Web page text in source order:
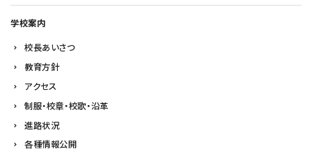
学校案内
校長あいさつ
教育方針
アクセス
制服・校章・校歌・沿革
進路状況
各種情報公開